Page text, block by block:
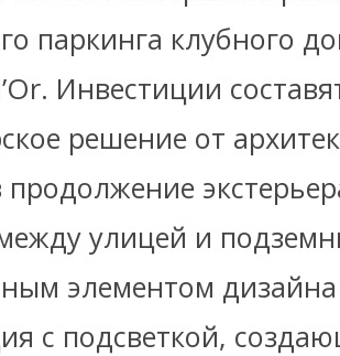
паркинга клубного
Инвестиции
решение от
продолжение
улицей и
элементом дизайна
с подсветкой,